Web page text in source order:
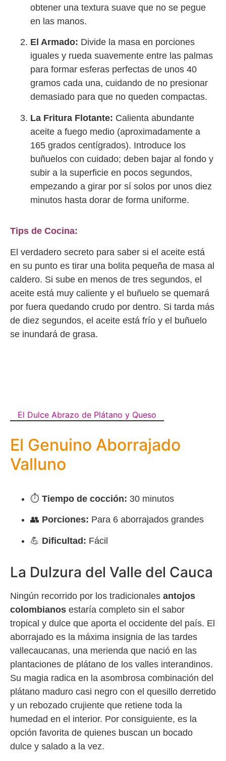
obtener una textura suave que no se pegue
en las manos.
El Armado: Divide la masa en porciones
iguales y rueda suavemente entre las palmas
para formar esferas perfectas de unos 40
gramos cada una, cuidando de no presionar
demasiado para que no queden compactas.
La Fritura Flotante: Calienta abundante
aceite a fuego medio (aproximadamente a
165 grados centígrados). Introduce los
buñuelos con cuidado; deben bajar al fondo y
subir a la superficie en pocos segundos,
empezando a girar por sí solos por unos diez
minutos hasta dorar de forma uniforme.
Tips de Cocina:
El verdadero secreto para saber si el aceite está
en su punto es tirar una bolita pequeña de masa al
caldero. Si sube en menos de tres segundos, el
aceite está muy caliente y el buñuelo se quemará
por fuera quedando crudo por dentro. Si tarda más
de diez segundos, el aceite está frío y el buñuelo
se inundará de grasa.
El Dulce Abrazo de Plátano y Queso
El Genuino Aborrajado
Valluno
⏱️ Tiempo de cocción: 30 minutos
👥 Porciones: Para 6 aborrajados grandes
💪 Dificultad: Fácil
La Dulzura del Valle del Cauca
Ningún recorrido por los tradicionales antojos
colombianos estaría completo sin el sabor
tropical y dulce que aporta el occidente del país. El
aborrajado es la máxima insignia de las tardes
vallecaucanas, una merienda que nació en las
plantaciones de plátano de los valles interandinos.
Su magia radica en la asombrosa combinación del
plátano maduro casi negro con el quesillo derretido
y un rebozado crujiente que retiene toda la
humedad en el interior. Por consiguiente, es la
opción favorita de quienes buscan un bocado
dulce y salado a la vez.